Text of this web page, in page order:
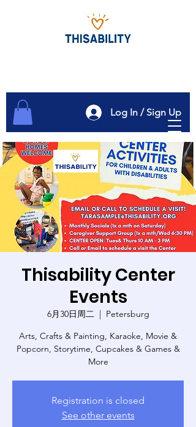
Log In / Sign Up
Thisability Center
Events
6月30日周二
  |
Petersburg
Arts, Crafts & Painting, Karaoke, Movie &
Popcorn, Storytime, Cupcakes & Games &
More
Registration is closed
See other events